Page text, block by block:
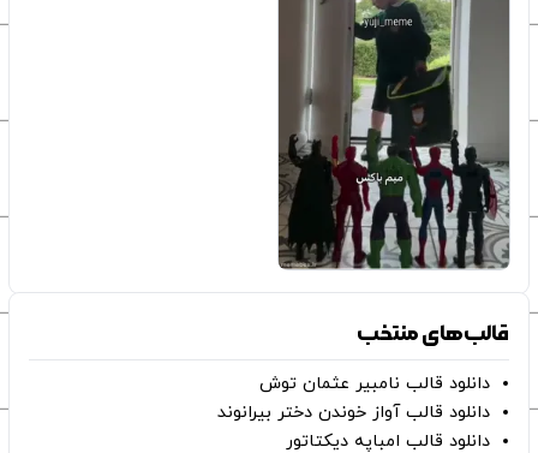
قالب‌های منتخب
دانلود قالب نامبیر عثمان ‌توش
دانلود قالب آواز خوندن دختر بیرانوند
دانلود قالب امباپه دیکتاتور